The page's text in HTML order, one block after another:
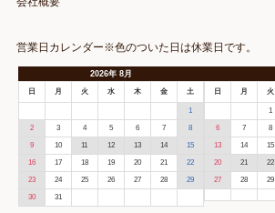
営業日カレンダー※色のついた日は休業日です。
2026年 8月
日 月 火 水 木 金 土
1
2 3 4 5 6 7 8
9 10 11 12 13 14 15
16 17 18 19 20 21 22
23 24 25 26 27 28 29
30 31
日 月 火
1
6 7 8
13 14 15
20 21 22
27 28 29